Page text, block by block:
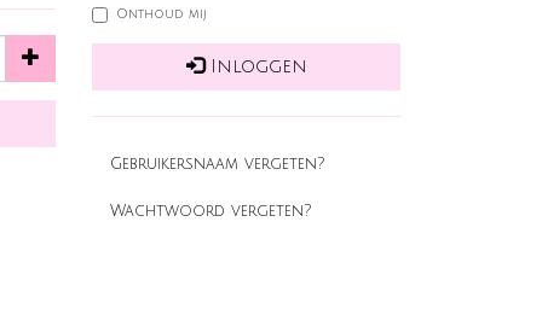
Onthoud mij
Inloggen
Gebruikersnaam vergeten?
Wachtwoord vergeten?